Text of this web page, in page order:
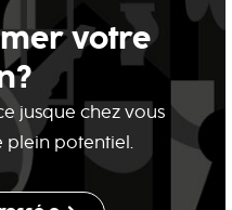
votre
jusque chez vous
plein potentiel.